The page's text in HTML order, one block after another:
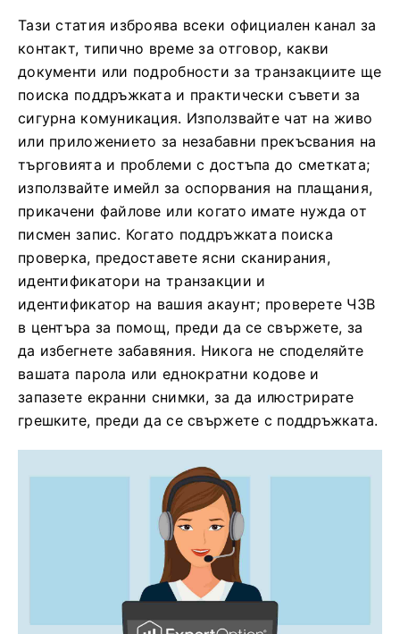
Тази статия изброява всеки официален канал за
контакт, типично време за отговор, какви
документи или подробности за транзакциите ще
поиска поддръжката и практически съвети за
сигурна комуникация. Използвайте чат на живо
или приложението за незабавни прекъсвания на
търговията и проблеми с достъпа до сметката;
използвайте имейл за оспорвания на плащания,
прикачени файлове или когато имате нужда от
писмен запис. Когато поддръжката поиска
проверка, предоставете ясни сканирания,
идентификатори на транзакции и
идентификатор на вашия акаунт; проверете ЧЗВ
в центъра за помощ, преди да се свържете, за
да избегнете забавяния. Никога не споделяйте
вашата парола или еднократни кодове и
запазете екранни снимки, за да илюстрирате
грешките, преди да се свържете с поддръжката.